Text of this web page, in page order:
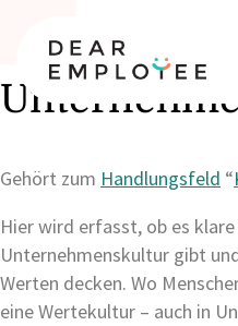
Gehört zum Handlungsfeld “
Hier wird erfasst, ob es
Unternehmenskultur gibt
Werten decken. Wo
eine Wertekultur – auch in